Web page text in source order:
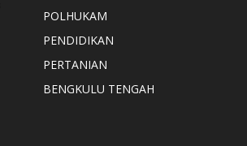
POLHUKAM
PENDIDIKAN
PERTANIAN
BENGKULU TENGAH